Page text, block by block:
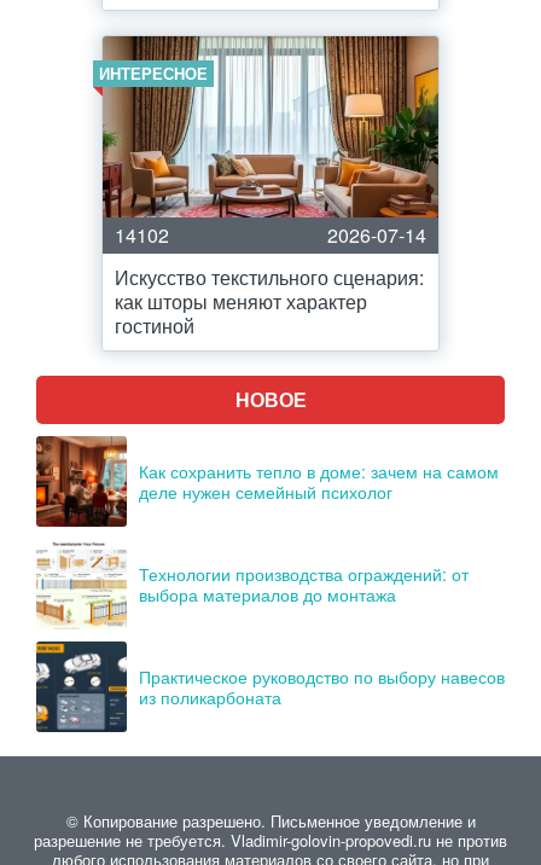
ИНТЕРЕСНОЕ
14102
2026-07-14
Искусство текстильного сценария:
как шторы меняют характер
гостиной
НОВОЕ
Как сохранить тепло в доме: зачем на самом
деле нужен семейный психолог
Технологии производства ограждений: от
выбора материалов до монтажа
Практическое руководство по выбору навесов
из поликарбоната
© Копирование разрешено. Письменное уведомление и
разрешение не требуется. Vladimir-golovin-propovedi.ru не против
любого использования материалов со своего сайта, но при